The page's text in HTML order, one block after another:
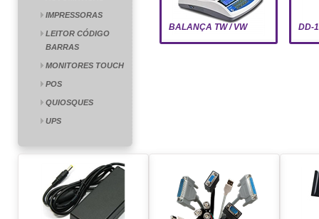
IMPRESSORAS
LEITOR CÓDIGO
BARRAS
MONITORES TOUCH
POS
QUIOSQUES
UPS
BALANÇA TW / VW DD-